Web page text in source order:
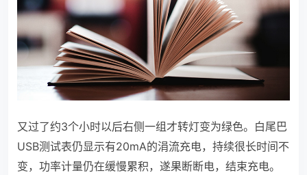
又过了约3个小时以后右侧一组才转灯变为绿色。白尾巴
USB测试表仍显示有20mA的涓流充电，持续很长时间不
变，功率计量仍在缓慢累积，遂果断断电，结束充电。